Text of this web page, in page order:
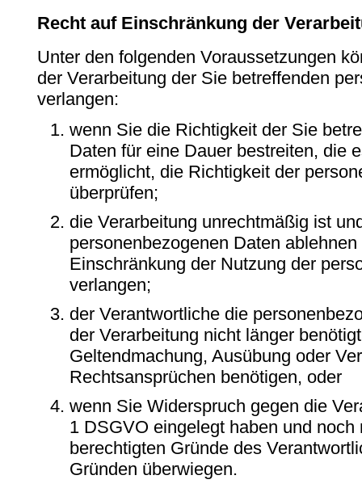
Recht auf Einschränkung der
Unter den folgenden Voraussetzungen
der Verarbeitung der Sie betreffenden
verlangen:
wenn Sie die Richtigkeit der Sie
Daten für eine Dauer bestreiten, die
ermöglicht, die Richtigkeit der
überprüfen;
die Verarbeitung unrechtmäßig ist
personenbezogenen Daten
Einschränkung der Nutzung der
verlangen;
der Verantwortliche die
der Verarbeitung nicht länger
Geltendmachung, Ausübung oder
Rechtsansprüchen benötigen, oder
wenn Sie Widerspruch gegen die
1 DSGVO eingelegt haben und
berechtigten Gründe des
Gründen überwiegen.